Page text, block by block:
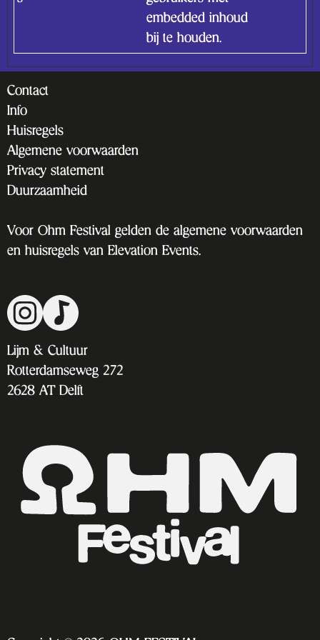
embedded inhoud
bij te houden.
Contact
Info
Huisregels
Algemene voorwaarden
Privacy statement
Duurzaamheid
Voor Ohm Festival gelden de algemene voorwaarden
en huisregels van Elevation Events.
Ga
naar
Instagram
Go
to
TikTok
Lijm & Cultuur
Rotterdamseweg 272
2628 AT Delft